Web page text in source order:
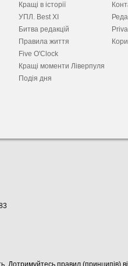
Кращі в історії
УПЛ. Best XІ
Битва редакцій
Правила життя
Five O'Clock
Кращі моменти Ліверпуля
Подія дня
Дотримуйтесь правил (принципів)